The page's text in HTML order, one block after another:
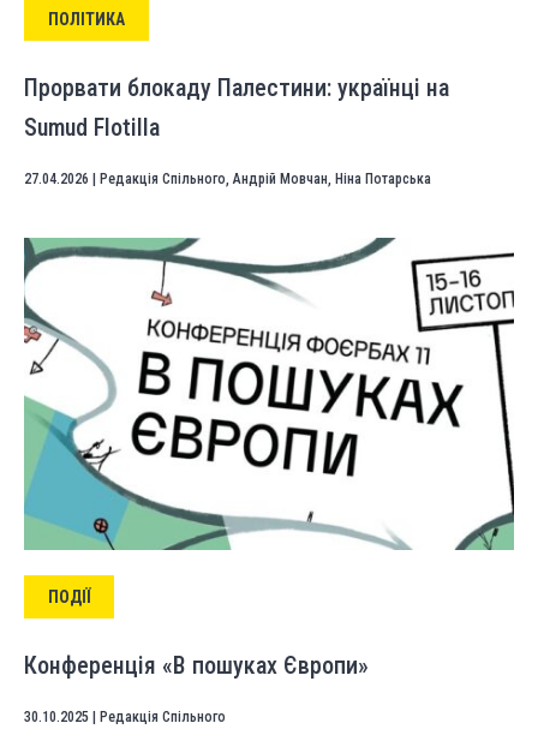
ПОЛІТИКА
Прорвати блокаду Палестини: українці на
Sumud Flotilla
27.04.2026 Редакція Спільного, Андрій Мовчан, Ніна Потарська
ПОДІЇ
Конференція «В пошуках Європи»
30.10.2025 Редакція Спільного